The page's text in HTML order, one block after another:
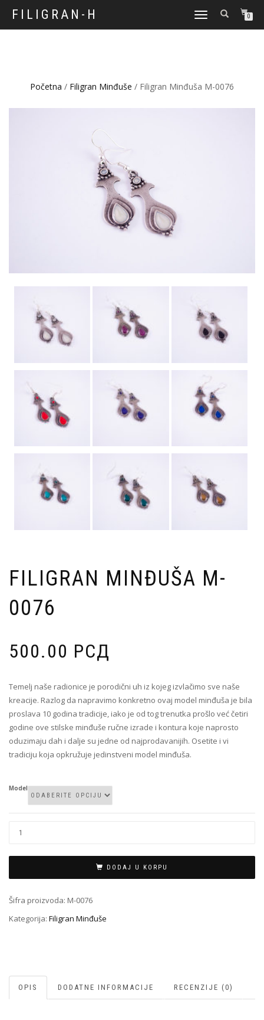
FILIGRAN-H
TOGGLE
0
Početna / Filigran Minđuše / Filigran Minđuša M-0076
FILIGRAN MINĐUŠA M-
0076
500.00 РСД
Temelj naše radionice je porodični uh iz kojeg izvlačimo sve naše
kreacije. Razlog da napravimo konkretno ovaj model minđuša je bila
proslava 10 godina tradicije, iako je od tog trenutka prošlo već četiri
godine ove stilske minđuše ručne izrade i kontura koje naprosto
oduzimaju dah i dalje su jedne od najprodavanijih. Osetite i vi
tradiciju koja opkružuje jedinstveni model minđuša.
Model
M-
količina
DODAJ U KORPU
Šifra proizvoda: M-0076
Kategorija: Filigran Minđuše
OPIS DODATNE INFORMACIJE RECENZIJE (0)